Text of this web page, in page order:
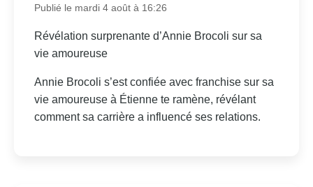
Publié le mardi 4 août à 16:26
Révélation surprenante d’Annie Brocoli sur sa
vie amoureuse
Annie Brocoli s’est confiée avec franchise sur sa
vie amoureuse à Étienne te ramène, révélant
comment sa carrière a influencé ses relations.